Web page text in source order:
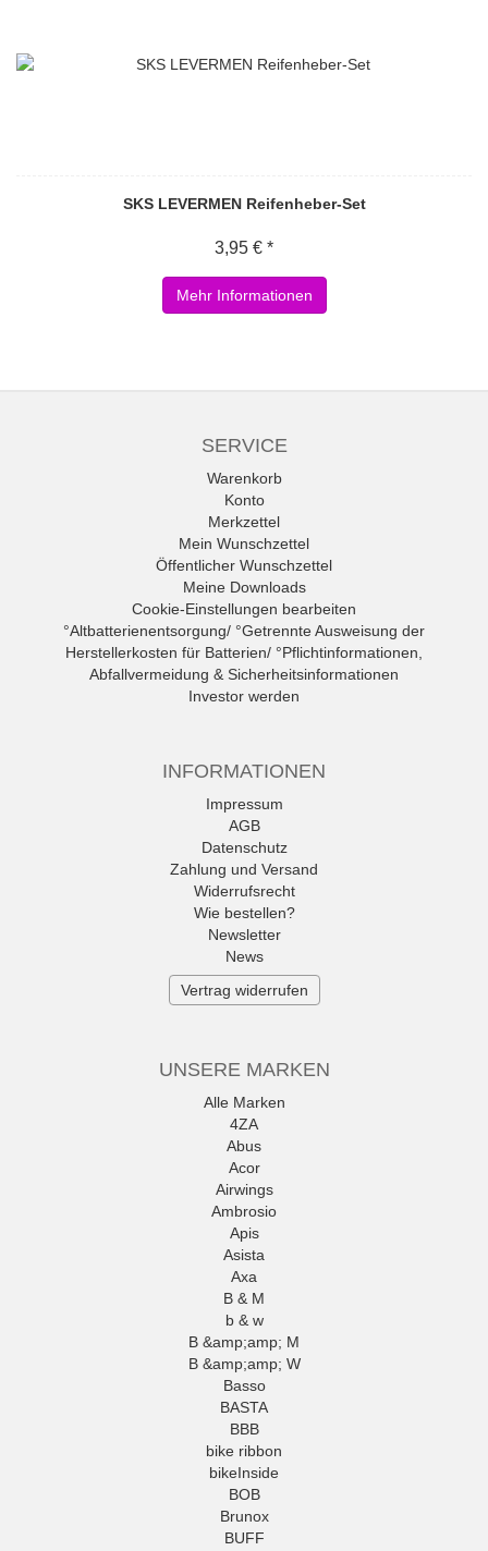
SKS LEVERMEN Reifenheber-Set
3,95 € *
Mehr Informationen
SERVICE
Warenkorb
Konto
Merkzettel
Mein Wunschzettel
Öffentlicher Wunschzettel
Meine Downloads
Cookie-Einstellungen bearbeiten
°Altbatterienentsorgung/ °Getrennte Ausweisung der
Herstellerkosten für Batterien/ °Pflichtinformationen,
Abfallvermeidung & Sicherheitsinformationen
Investor werden
INFORMATIONEN
Impressum
AGB
Datenschutz
Zahlung und Versand
Widerrufsrecht
Wie bestellen?
Newsletter
News
Vertrag widerrufen
UNSERE MARKEN
Alle Marken
4ZA
Abus
Acor
Airwings
Ambrosio
Apis
Asista
Axa
B & M
b & w
B &amp;amp; M
B &amp;amp; W
Basso
BASTA
BBB
bike ribbon
bikeInside
BOB
Brunox
BUFF